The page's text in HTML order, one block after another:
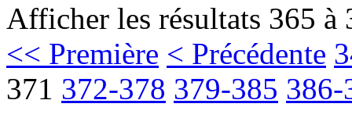
Afficher les résultats 365 à
<< Première < Précédente
371 372-378 379-385 386-